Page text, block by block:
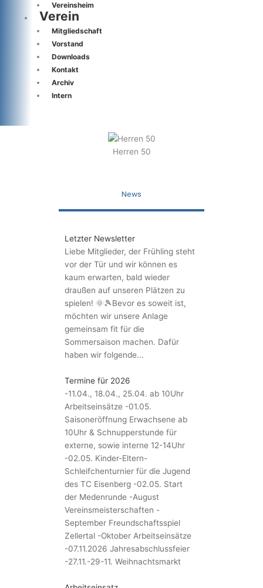
Vereinsheim
Verein
Mitgliedschaft
Vorstand
Downloads
Kontakt
Archiv
Intern
Herren 50
News
Letzter Newsletter
Liebe Mitglieder, der Frühling steht
vor der Tür und wir können es
kaum erwarten, bald wieder
draußen auf unseren Plätzen zu
spielen! 🌞🎾Bevor es soweit ist,
möchten wir unsere Anlage
gemeinsam fit für die
Sommersaison machen. Dafür
haben wir folgende...
Termine für 2026
-11.04., 18.04., 25.04. ab 10Uhr
Arbeitseinsätze -01.05.
Saisoneröffnung Erwachsene ab
10Uhr & Schnupperstunde für
externe, sowie interne 12-14Uhr
-02.05. Kinder-Eltern-
Schleifchenturnier für die Jugend
des TC Eisenberg -02.05. Start
der Medenrunde -August
Vereinsmeisterschaften -
September Freundschaftsspiel
Zellertal -Oktober Arbeitseinsätze
-07.11.2026 Jahresabschlussfeier
-27.11.-29-11. Weihnachtsmarkt